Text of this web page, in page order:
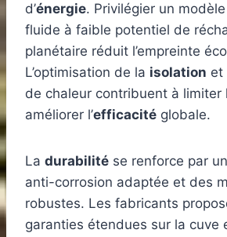
d’énergie. Privilégier un
fluide à faible potentiel de
planétaire réduit l’empreinte
L’optimisation de la isolation et
de chaleur contribuent à limiter
améliorer l’efficacité globale.
La durabilité se renforce par
anti-corrosion adaptée et des
robustes. Les fabricants
garanties étendues sur la cuve